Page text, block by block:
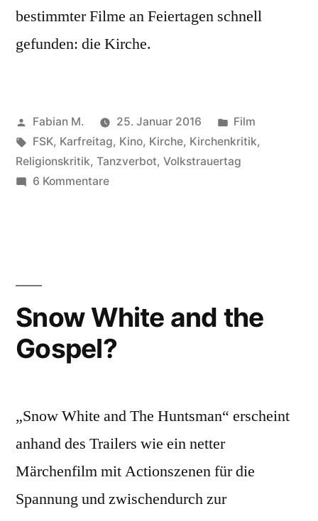
bestimmter Filme an Feiertagen schnell
gefunden: die Kirche.
Veröffentlicht
von
Fabian M. 25. Januar 2016
Veröffentlicht
in
Film
Schlagwörter:
FSK, Karfreitag, Kino, Kirche, Kirchenkritik,
Religionskritik, Tanzverbot, Volkstrauertag
6 Kommentarezu
verboten
Snow White and the
Gospel?
„Snow White and The Huntsman“ erscheint
anhand des Trailers wie ein netter
Märchenfilm mit Actionszenen für die
Spannung und zwischendurch zur